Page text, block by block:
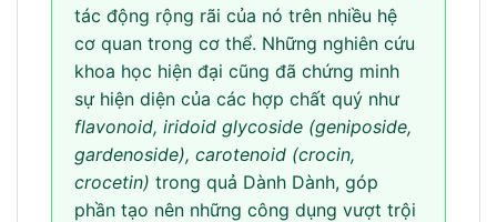
tác động rộng rãi của nó trên nhiều hệ
cơ quan trong cơ thể. Những nghiên cứu
khoa học hiện đại cũng đã chứng minh
sự hiện diện của các hợp chất quý như
flavonoid, iridoid glycoside (geniposide,
gardenoside), carotenoid (crocin,
crocetin) trong quả Dành Dành, góp
phần tạo nên những công dụng vượt trội